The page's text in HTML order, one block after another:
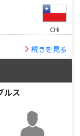
CHI
続きを見る
ルス